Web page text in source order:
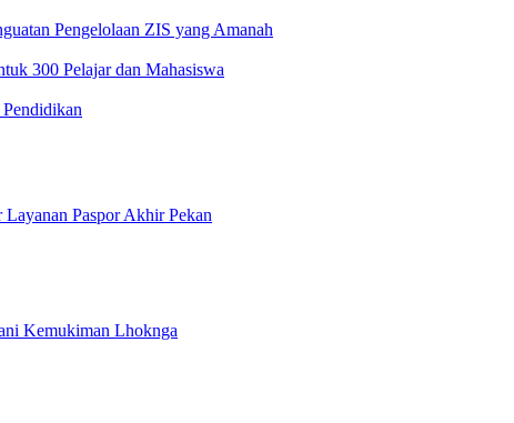
Pengelolaan ZIS yang Amanah
300 Pelajar dan Mahasiswa
Paspor Akhir Pekan
Kemukiman Lhoknga